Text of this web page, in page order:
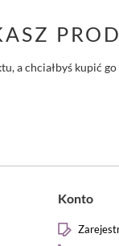
a chciałbyś kupić
Konto